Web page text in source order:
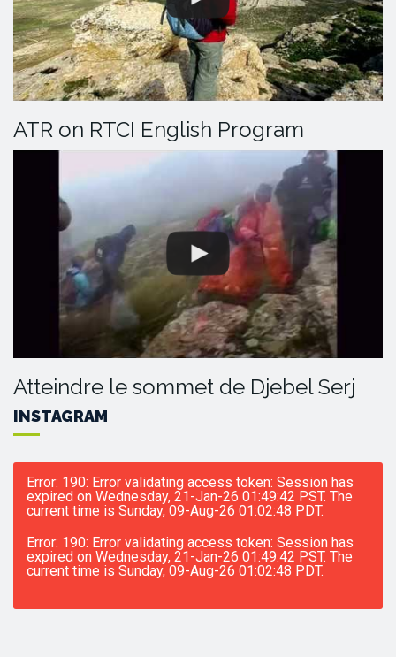
ATR on RTCI English Program
Atteindre le sommet de Djebel Serj
INSTAGRAM
Error: 190: Error validating access token: Session has
expired on Wednesday, 21-Jan-26 01:49:42 PST. The
current time is Sunday, 09-Aug-26 01:02:48 PDT.
Error: 190: Error validating access token: Session has
expired on Wednesday, 21-Jan-26 01:49:42 PST. The
current time is Sunday, 09-Aug-26 01:02:48 PDT.